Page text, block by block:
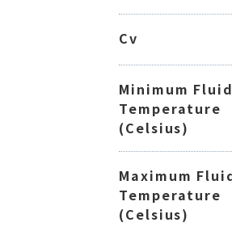
Cv
Minimum Fluid
Temperature
(Celsius)
Maximum
Temperature
(Celsius)